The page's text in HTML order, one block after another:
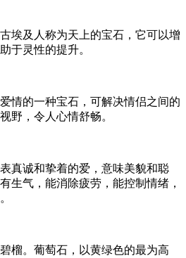
埃及人称为天上的宝石，它可以增
于灵性的提升。
情的一种宝石，可解决情侣之间的
野，令人心情舒畅。
真诚和挚着的爱，意味美貌和聪
生气，能消除疲劳，能控制情绪，
榴。葡萄石，以黄绿色的最为高